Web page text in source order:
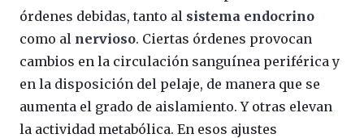
órdenes debidas, tanto al sistema endocrino
como al nervioso. Ciertas órdenes provocan
cambios en la circulación sanguínea periférica y
en la disposición del pelaje, de manera que se
aumenta el grado de aislamiento. Y otras elevan
la actividad metabólica. En esos ajustes